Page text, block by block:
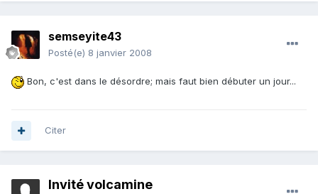
semseyite43
Posté(e) 8 janvier 2008
Bon, c'est dans le désordre; mais faut bien débuter un jour...
Citer
Invité volcamine